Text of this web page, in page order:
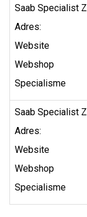
Saab Specialist Z
Adres:
Website
Webshop
Specialisme
Saab Specialist Z
Adres:
Website
Webshop
Specialisme